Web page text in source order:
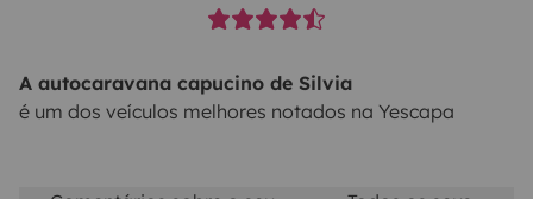
A autocaravana capucino de Silvia
é um dos veículos melhores notados na Yescapa